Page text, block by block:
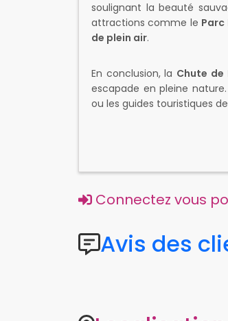
soulignant la beauté
attractions comme le Parc
de plein air.
En conclusion, la Chute de
escapade en pleine
ou les guides touristiques de
Connectez vous
Avis des